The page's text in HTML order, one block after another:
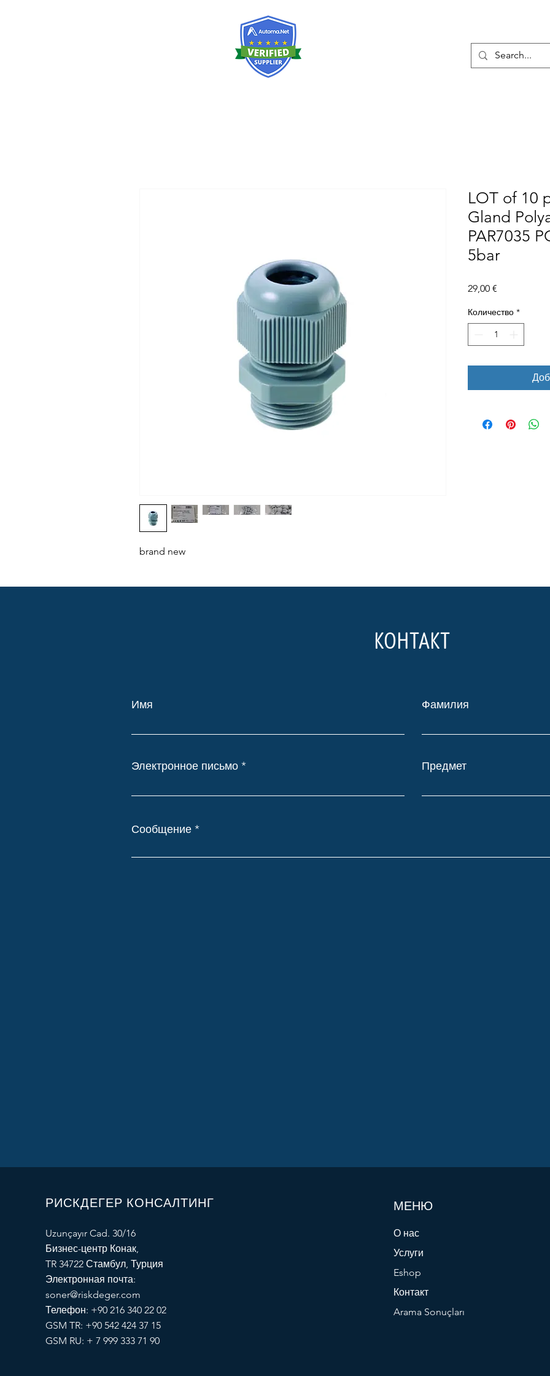
brand new
LOT of 10
Gland
PAR7035
5bar
29,00 €
Количество *
КОНТАКТ
Имя Фамилия
Электронное письмо Предмет
Сообщение
РИСКДЕГЕР КОНСАЛТИНГ
Uzunçayır Cad. 30/16
Бизнес-центр Конак,
TR 34722 Стамбул, Турция
Электронная почта:
soner@riskdeger.com
Телефон: +90 216 340 22 02
GSM TR: +90 542 424 37 15
GSM RU: + 7 999 333 71 90
МЕНЮ
О нас
Услуги
Eshop
Контакт
Arama Sonuçları